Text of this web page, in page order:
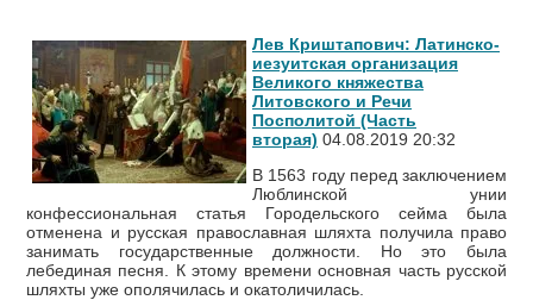
Лев Криштапович: Латинско-
иезуитская организация
Великого княжества
Литовского и Речи
Посполитой (Часть
вторая) 04.08.2019 20:32
В 1563 году перед заключением
Люблинской унии
конфессиональная статья Городельского сейма была
отменена и русская православная шляхта получила право
занимать государственные должности. Но это была
лебединая песня. К этому времени основная часть русской
шляхты уже ополячилась и окатоличилась.